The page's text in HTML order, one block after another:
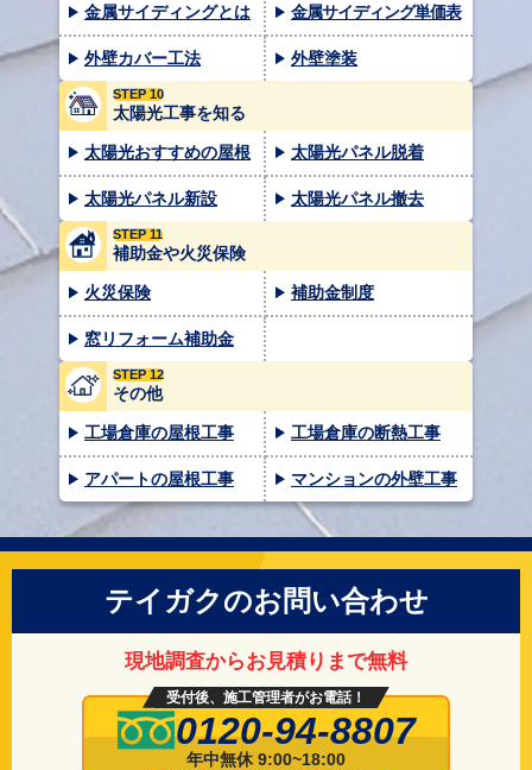
金属サイディングとは 金属サイディング単価表
外壁カバー工法 外壁塗装
STEP 10
太陽光工事を知る
太陽光おすすめの屋根 太陽光パネル脱着
太陽光パネル新設 太陽光パネル撤去
STEP 11
補助金や火災保険
火災保険 補助金制度
窓リフォーム補助金
STEP 12
その他
工場倉庫の屋根工事 工場倉庫の断熱工事
アパートの屋根工事 マンションの外壁工事
テイガクのお問い合わせ
現地調査からお見積りまで無料
受付後、施工管理者がお電話！
0120-94-8807
年中無休 9:00~18:00